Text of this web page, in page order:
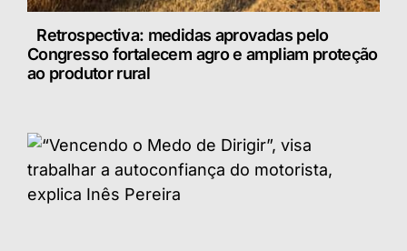
Retrospectiva: medidas aprovadas pelo
Congresso fortalecem agro e ampliam proteção
ao produtor rural